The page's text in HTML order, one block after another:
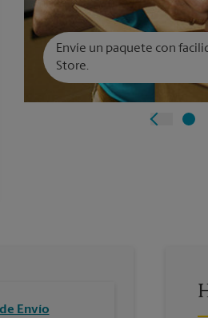
Envíe un paquete con
Store.
Envío